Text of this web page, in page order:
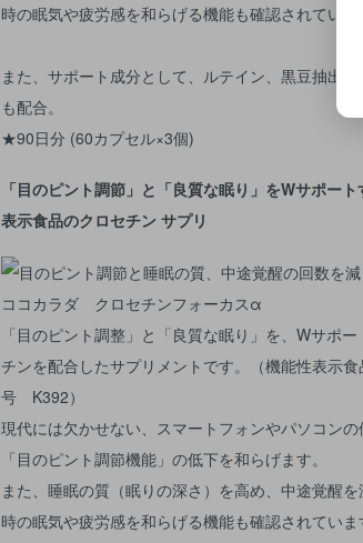
時の眠気や疲労感を和らげる機能も確認されていま
また、サポート成分として、ルテイン、黒豆抽出物
も配合。
★90日分 (60カプセル×3個)
「目のピント調節」と「良質な眠り」をWサポー
表示食品のクロセチン サプリ
「目のピント調整」と「良質な眠り」を、Wサポ
チンを配合したサプリメントです。（機能性表示
号 K392）
現代には欠かせない、スマートフォンやパソコンの
「目のピント調節機能」の低下を和らげます。
また、睡眠の質（眠りの深さ）を高め、中途覚醒
時の眠気や疲労感を和らげる機能も確認されていま